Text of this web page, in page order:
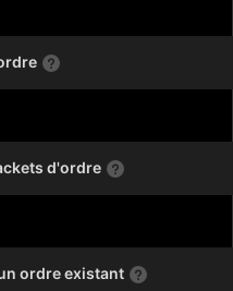
d'ordre
ordre existant